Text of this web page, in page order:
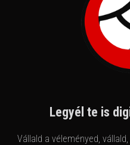
Legyél te is
Vállald a véleményed,